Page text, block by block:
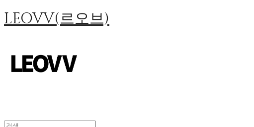
LEOVV(르오브)